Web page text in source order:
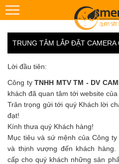
TRUNG TÂM LẮP ĐẶT
Lời đầu tiên:
Công ty TNHH MTV TM - DV
khách đã quan tâm tới website của
Trân trọng gửi tới quý Khách lời
đạt!
Kính thưa quý Khách hàng!
Mục tiêu và sứ mệnh của Công
và thịnh vượng đến khách
cấp cho quý khách những sản